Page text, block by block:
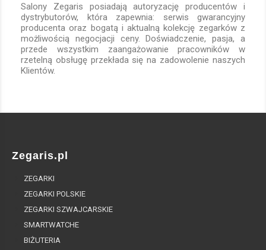
Salony Zegaris posiadają autoryzację producentów i
dystrybutorów, która zapewnia: serwis gwarancyjny
producenta oraz bogatą i aktualną kolekcję zegarków z
możliwością negocjacji ceny. Doświadczenie, pasja, a
przede wszystkim zaangażowanie pracowników w
rzetelną obsługę przekłada się na zadowolenie naszych
Klientów.
Zegaris.pl
ZEGARKI
ZEGARKI POLSKIE
ZEGARKI SZWAJCARSKIE
SMARTWATCHE
BIŻUTERIA